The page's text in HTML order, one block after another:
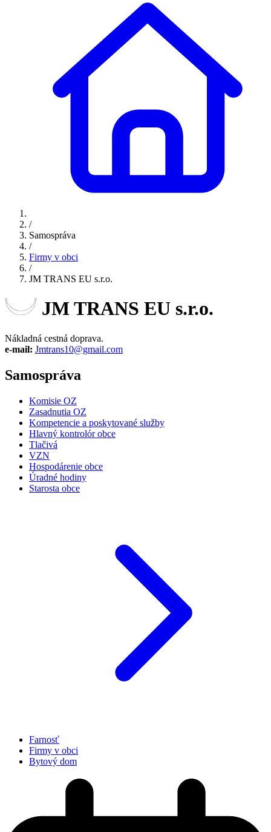
/
Samospráva
/
Firmy v obci
/
JM TRANS EU s.r.o.
JM TRANS EU s.r.o.
Nákladná cestná doprava.
e-mail: Jmtrans10@gmail.com
Samospráva
Komisie OZ
Zasadnutia OZ
Kompetencie a poskytované služby
Hlavný kontrolór obce
Tlačivá
VZN
Hospodárenie obce
Úradné hodiny
Starosta obce
Farnosť
Firmy v obci
Bytový dom